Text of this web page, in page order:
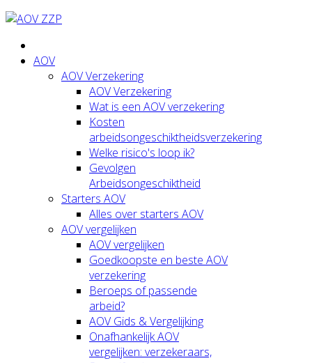
AOV
AOV Verzekering
AOV Verzekering
Wat is een AOV verzekering
Kosten
arbeidsongeschiktheidsverzekering
Welke risico's loop ik?
Gevolgen
Arbeidsongeschiktheid
Starters AOV
Alles over starters AOV
AOV vergelijken
AOV vergelijken
Goedkoopste en beste AOV
verzekering
Beroeps of passende
arbeid?
AOV Gids & Vergelijking
Onafhankelijk AOV
vergelijken: verzekeraars,